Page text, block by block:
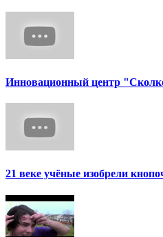
Инновационный центр
21 веке учёные изобрели